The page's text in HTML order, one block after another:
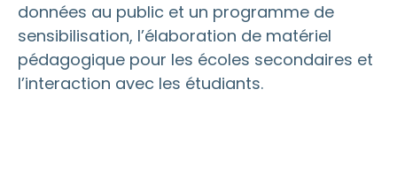
données au public et un programme de
sensibilisation, l’élaboration de matériel
pédagogique pour les écoles secondaires et
l’interaction avec les étudiants.